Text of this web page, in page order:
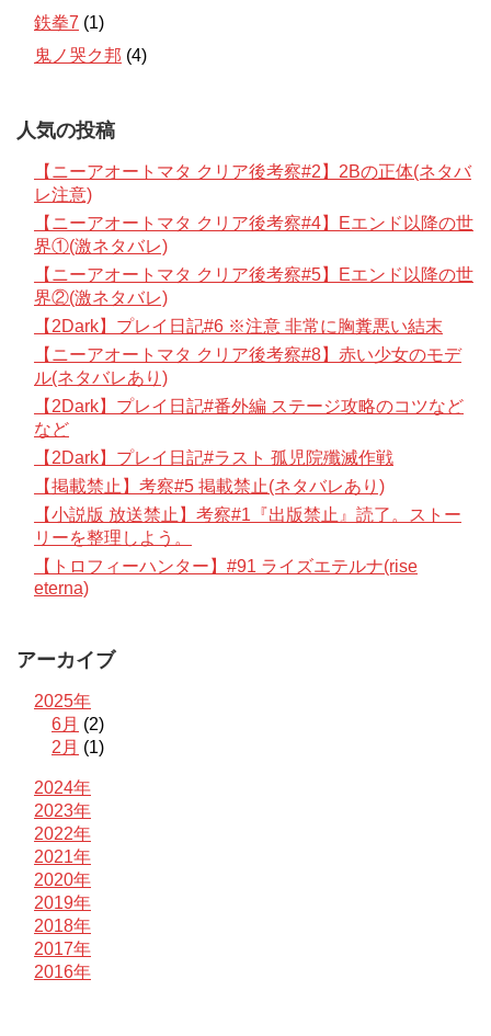
鉄拳7 (1)
鬼ノ哭ク邦 (4)
人気の投稿
【ニーアオートマタ クリア後考察#2】2Bの正体(ネタバ
レ注意)
【ニーアオートマタ クリア後考察#4】Eエンド以降の世
界①(激ネタバレ)
【ニーアオートマタ クリア後考察#5】Eエンド以降の世
界②(激ネタバレ)
【2Dark】プレイ日記#6 ※注意 非常に胸糞悪い結末
【ニーアオートマタ クリア後考察#8】赤い少女のモデ
ル(ネタバレあり)
【2Dark】プレイ日記#番外編 ステージ攻略のコツなど
など
【2Dark】プレイ日記#ラスト 孤児院殲滅作戦
【掲載禁止】考察#5 掲載禁止(ネタバレあり)
【小説版 放送禁止】考察#1『出版禁止』読了。ストー
リーを整理しよう。
【トロフィーハンター】#91 ライズエテルナ(rise
eterna)
アーカイブ
2025年
6月 (2)
2月 (1)
2024年
2023年
2022年
2021年
2020年
2019年
2018年
2017年
2016年